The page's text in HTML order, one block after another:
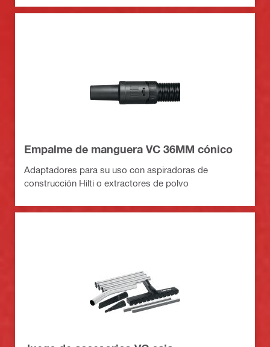
Empalme de manguera VC 36MM cónico
Adaptadores para su uso con aspiradoras de
construcción Hilti o extractores de polvo